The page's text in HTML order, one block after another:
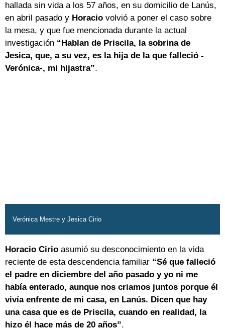
hallada sin vida a los 57 años, en su domicilio de Lanús,
en abril pasado y Horacio volvió a poner el caso sobre
la mesa, y que fue mencionada durante la actual
investigación “Hablan de Priscila, la sobrina de
Jesica, que, a su vez, es la hija de la que falleció -
Verónica-, mi hijastra”.
Verónica Mestre y Jesica Cirio
Horacio Cirio asumió su desconocimiento en la vida
reciente de esta descendencia familiar “Sé que falleció
el padre en diciembre del año pasado y yo ni me
había enterado, aunque nos criamos juntos porque él
vivía enfrente de mi casa, en Lanús. Dicen que hay
una casa que es de Priscila, cuando en realidad, la
hizo él hace más de 20 años”.